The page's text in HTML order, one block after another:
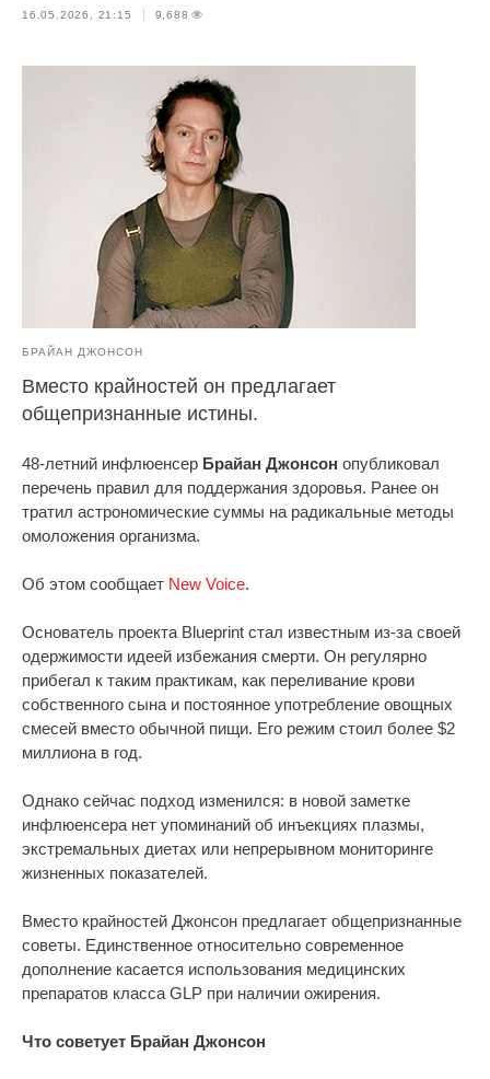
16.05.2026, 21:15 9,688
БРАЙАН ДЖОНСОН
Вместо крайностей он предлагает
общепризнанные истины.
48-летний инфлюенсер Брайан Джонсон опубликовал
перечень правил для поддержания здоровья. Ранее он
тратил астрономические суммы на радикальные методы
омоложения организма.
Об этом сообщает New Voice.
Основатель проекта Blueprint стал известным из-за своей
одержимости идеей избежания смерти. Он регулярно
прибегал к таким практикам, как переливание крови
собственного сына и постоянное употребление овощных
смесей вместо обычной пищи. Его режим стоил более $2
миллиона в год.
Однако сейчас подход изменился: в новой заметке
инфлюенсера нет упоминаний об инъекциях плазмы,
экстремальных диетах или непрерывном мониторинге
жизненных показателей.
Вместо крайностей Джонсон предлагает общепризнанные
советы. Единственное относительно современное
дополнение касается использования медицинских
препаратов класса GLP при наличии ожирения.
Что советует Брайан Джонсон